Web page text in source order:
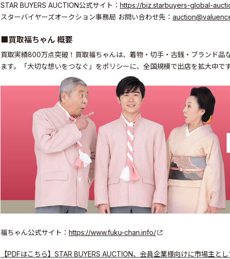
STAR BUYERS AUCTION公式サイト： https://biz.starbuyers-global-
スターバイヤーズオークション事務局 お問い合わせ先：
■買取福ちゃん 概要
買取実績800万点突破！買取福ちゃんは、着物・切手・古銭・ブランド品
ます。「大切な想いをつなぐ」をポリシーに、全国規模で出店を拡大中です
福ちゃん公式サイト： https://www.fuku-chan.info/
【PDFはこちら】STAR BUYERS AUCTION、会員企業様向けに市場主